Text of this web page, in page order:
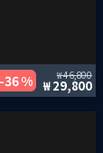
36 % 46,800
29,800